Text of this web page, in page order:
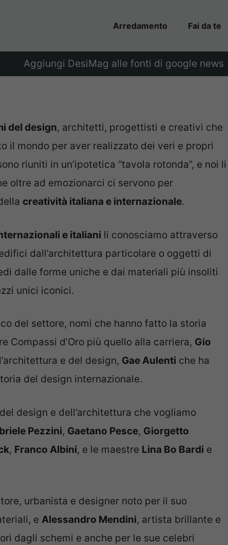
Arredamento Fai da te
Aggiungi DesiMag alle fonti di google news
del design, architetti, progettisti e creativi che
il mondo per aver realizzato dei veri e propri
riuniti in un’ipotetica “tavola rotonda”, e noi li
oltre ad emozionarci ci servono per
creatività italiana e internazionale.
e italiani li conosciamo attraverso
dall’architettura particolare o oggetti di
dalle forme uniche e dai materiali più insoliti
unici iconici.
del settore, nomi che hanno fatto la storia
Compassi d’Oro più quello alla carriera, Gio
e del design, Gae Aulenti che ha
del design internazionale.
design e dell’architettura che vogliamo
Pezzini, Gaetano Pesce, Giorgetto
, Franco Albini, e le maestre Lina Bo Bardi e
urbanista e designer noto per il suo
e Alessandro Mendini, artista brillante e
dagli schemi e anche per le sue celebri